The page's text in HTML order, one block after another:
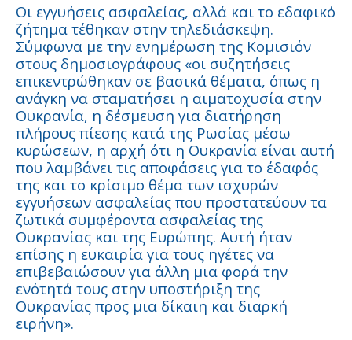
Οι εγγυήσεις ασφαλείας, αλλά και το εδαφικό
ζήτημα τέθηκαν στην τηλεδιάσκεψη.
Σύμφωνα με την ενημέρωση της Κομισιόν
στους δημοσιογράφους «οι συζητήσεις
επικεντρώθηκαν σε βασικά θέματα, όπως η
ανάγκη να σταματήσει η αιματοχυσία στην
Ουκρανία, η δέσμευση για διατήρηση
πλήρους πίεσης κατά της Ρωσίας μέσω
κυρώσεων, η αρχή ότι η Ουκρανία είναι αυτή
που λαμβάνει τις αποφάσεις για το έδαφός
της και το κρίσιμο θέμα των ισχυρών
εγγυήσεων ασφαλείας που προστατεύουν τα
ζωτικά συμφέροντα ασφαλείας της
Ουκρανίας και της Ευρώπης. Αυτή ήταν
επίσης η ευκαιρία για τους ηγέτες να
επιβεβαιώσουν για άλλη μια φορά την
ενότητά τους στην υποστήριξη της
Ουκρανίας προς μια δίκαιη και διαρκή
ειρήνη».